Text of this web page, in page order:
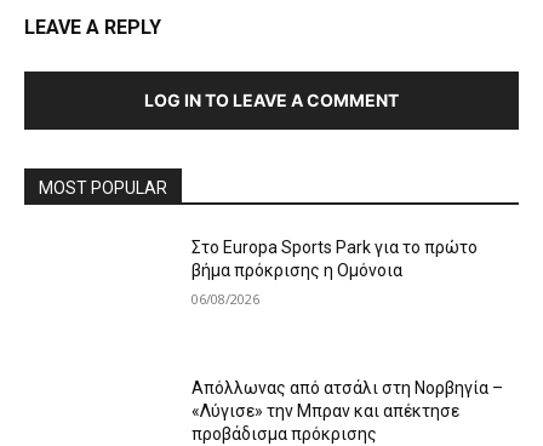
LEAVE A REPLY
LOG IN TO LEAVE A COMMENT
MOST POPULAR
Στο Europa Sports Park για το πρώτο
βήμα πρόκρισης η Ομόνοια
06/08/2026
Απόλλωνας από ατσάλι στη Νορβηγία –
«Λύγισε» την Μπραν και απέκτησε
προβάδισμα πρόκρισης